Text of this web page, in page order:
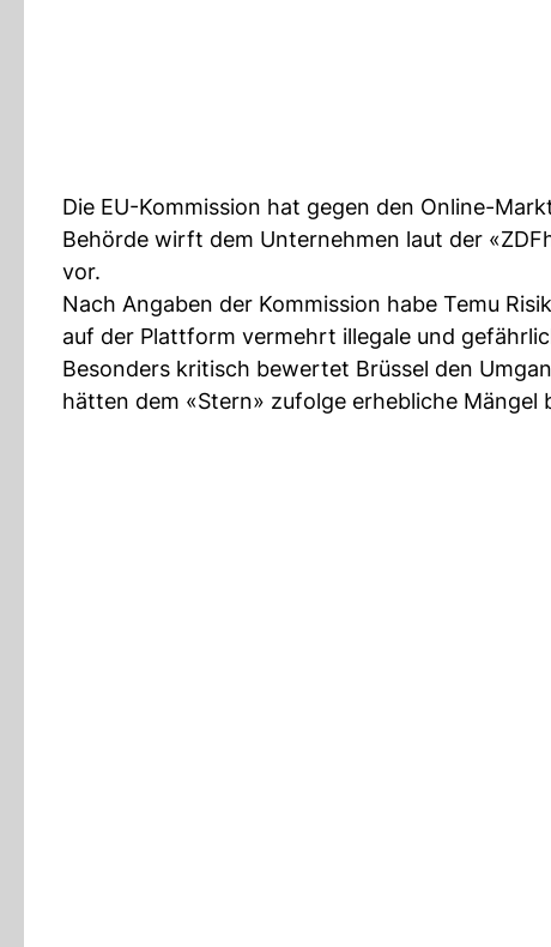
Die EU-Kommission hat gegen den Online-
Behörde wirft dem Unternehmen laut der
vor.
Nach Angaben der Kommission habe Temu
auf der Plattform vermehrt illegale und
Besonders kritisch bewertet Brüssel den
hätten dem «Stern» zufolge erhebliche Mängel